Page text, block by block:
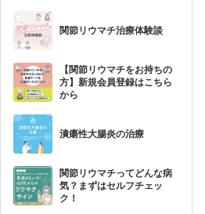
関節リウマチ治療体験談
【関節リウマチをお持ちの
方】新規会員登録はこちら
から
潰瘍性大腸炎の治療
関節リウマチってどんな病
気？まずはセルフチェッ
ク！